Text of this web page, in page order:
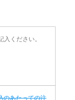
入ください。
のあたっての注